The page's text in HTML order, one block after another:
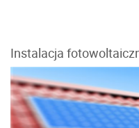
Instalacja